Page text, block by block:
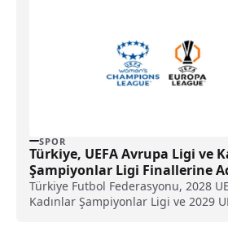
SPOR
Türkiye, UEFA Avrupa Ligi ve
Şampiyonlar Ligi Finallerine
Türkiye Futbol Federasyonu, 2028
Kadınlar Şampiyonlar Ligi ve 2029